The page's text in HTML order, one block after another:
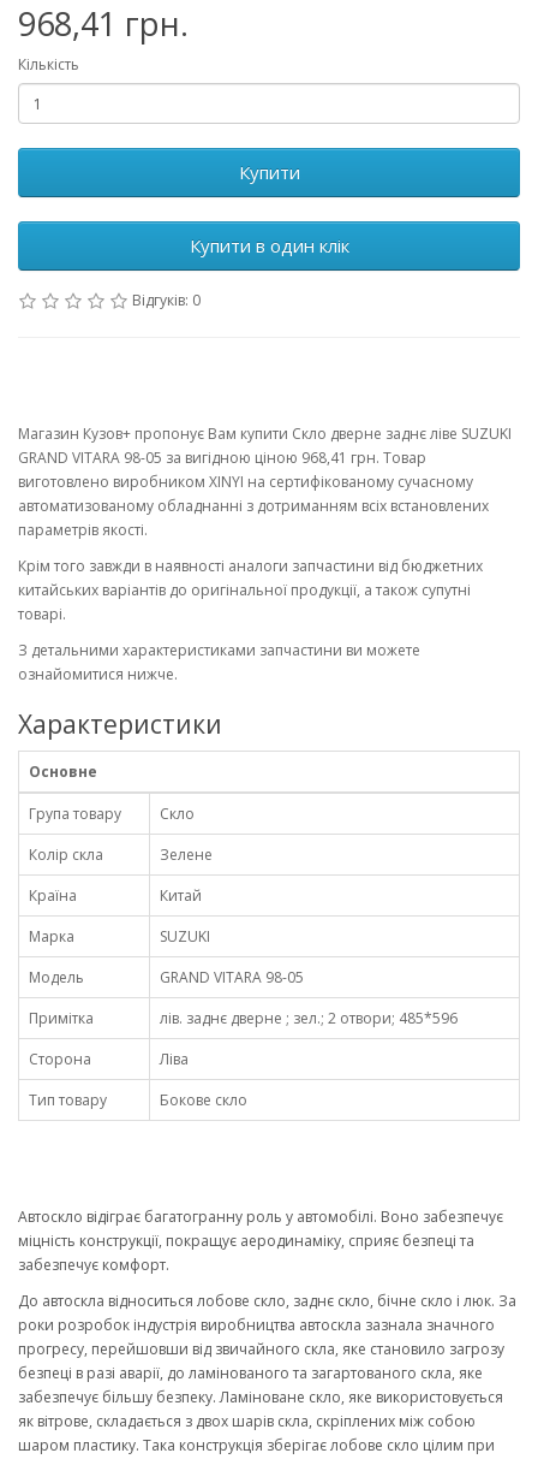
968,41 грн.
Кількість
Купити
Купити в один клік
Відгуків: 0
Магазин Кузов+ пропонує Вам купити Скло дверне заднє ліве SUZUKI
GRAND VITARA 98-05 за вигідною ціною 968,41 грн. Товар
виготовлено виробником XINYI на сертифікованому сучасному
автоматизованому обладнанні з дотриманням всіх встановлених
параметрів якості.
Крім того завжди в наявності аналоги запчастини від бюджетних
китайських варіантів до оригінальної продукції, а також супутні
товарі.
З детальними характеристиками запчастини ви можете
ознайомитися нижче.
Характеристики
Основне
Група товару
Скло
Колір скла
Зелене
Країна
Китай
Марка
SUZUKI
Модель
GRAND VITARA 98-05
Примітка
лів. заднє дверне ; зел.; 2 отвори; 485*596
Сторона
Ліва
Тип товару
Бокове скло
Автоскло відіграє багатогранну роль у автомобілі. Воно забезпечує
міцність конструкції, покращує аеродинаміку, сприяє безпеці та
забезпечує комфорт.
До автоскла відноситься лобове скло, заднє скло, бічне скло і люк. За
роки розробок індустрія виробництва автоскла зазнала значного
прогресу, перейшовши від звичайного скла, яке становило загрозу
безпеці в разі аварії, до ламінованого та загартованого скла, яке
забезпечує більшу безпеку. Ламіноване скло, яке використовується
як вітрове, складається з двох шарів скла, скріплених між собою
шаром пластику. Така конструкція зберігає лобове скло цілим при